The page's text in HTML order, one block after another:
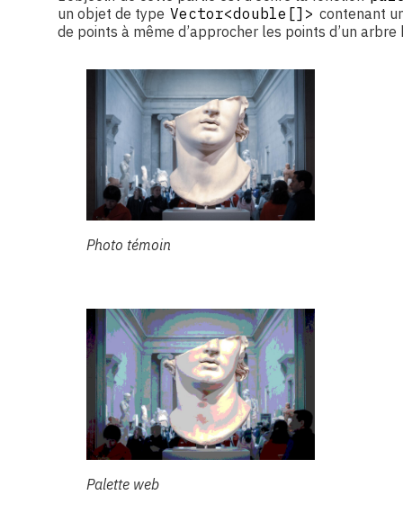
un objet de type Vector<double[]> contenant
de points à même d’approcher les points d’un arbre
Photo témoin
Palette web